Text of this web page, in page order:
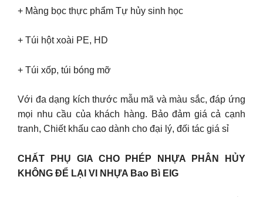
+ Màng bọc thực phẩm Tự hủy sinh học
+ Túi hột xoài PE, HD
+ Túi xốp, túi bóng mỡ
Với đa dạng kích thước mẫu mã và màu sắc, đáp ứng
mọi nhu cầu của khách hàng. Bảo đảm giá cả cạnh
tranh, Chiết khấu cao dành cho đại lý, đối tác giá sỉ
CHẤT PHỤ GIA CHO PHÉP NHỰA PHÂN HỦY
KHÔNG ĐỂ LẠI VI NHỰA Bao Bì EIG